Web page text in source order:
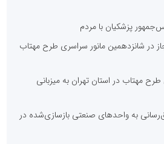
پزشکیان با مردم
برق غیرمجاز در شانزدهمین مانور سراسری طرح مهتاب
مهتاب در استان تهران به میزبانی
به واحدهای صنعتی بازسازی‌شده در